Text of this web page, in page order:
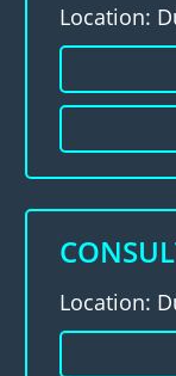
Location:
Location: